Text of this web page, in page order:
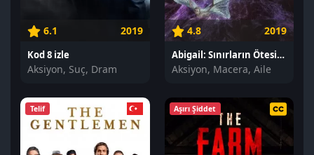
6.1 2019
Kod 8 izle
Aksiyon, Suç, Dram
4.8 2019
Abigail: Sınırların Ötesinde izle
Aksiyon, Macera, Aile
Telif Aşırı Şiddet